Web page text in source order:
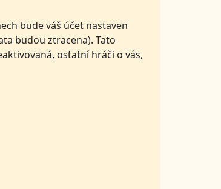
bude váš účet nastaven
budou ztracena). Tato
ostatní hráči o vás,